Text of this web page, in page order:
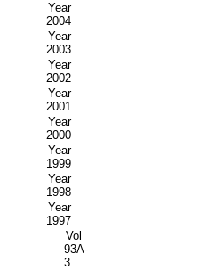
Year
2004
Year
2003
Year
2002
Year
2001
Year
2000
Year
1999
Year
1998
Year
1997
Vol
93A-
3